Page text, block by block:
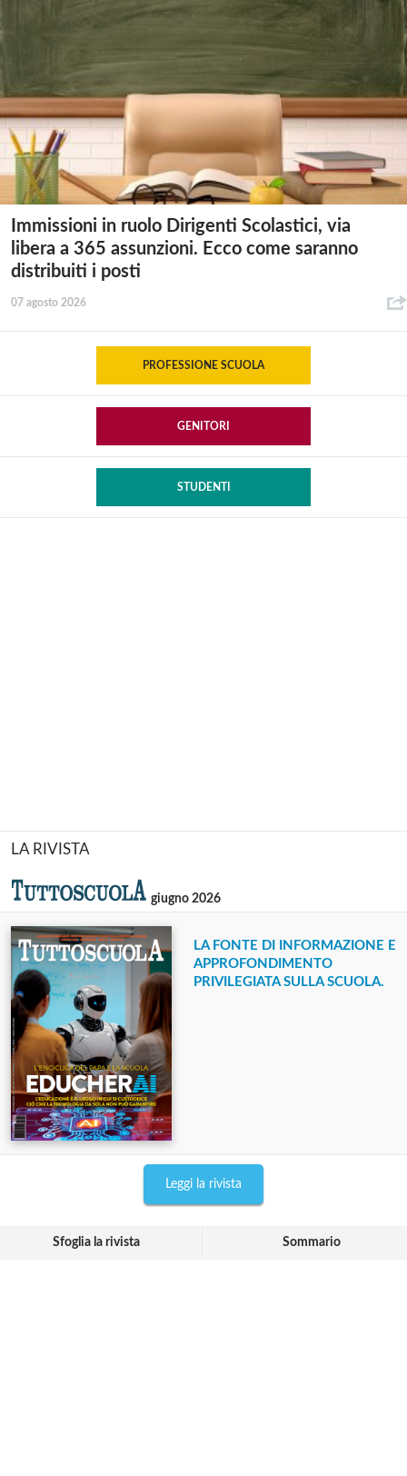
Immissioni in ruolo Dirigenti Scolastici, via
libera a 365 assunzioni. Ecco come saranno
distribuiti i posti
07 agosto 2026
PROFESSIONE SCUOLA
GENITORI
STUDENTI
LA RIVISTA
giugno 2026
LA FONTE DI INFORMAZIONE E
APPROFONDIMENTO
PRIVILEGIATA SULLA SCUOLA.
Leggi la rivista
Sfoglia la rivista Sommario